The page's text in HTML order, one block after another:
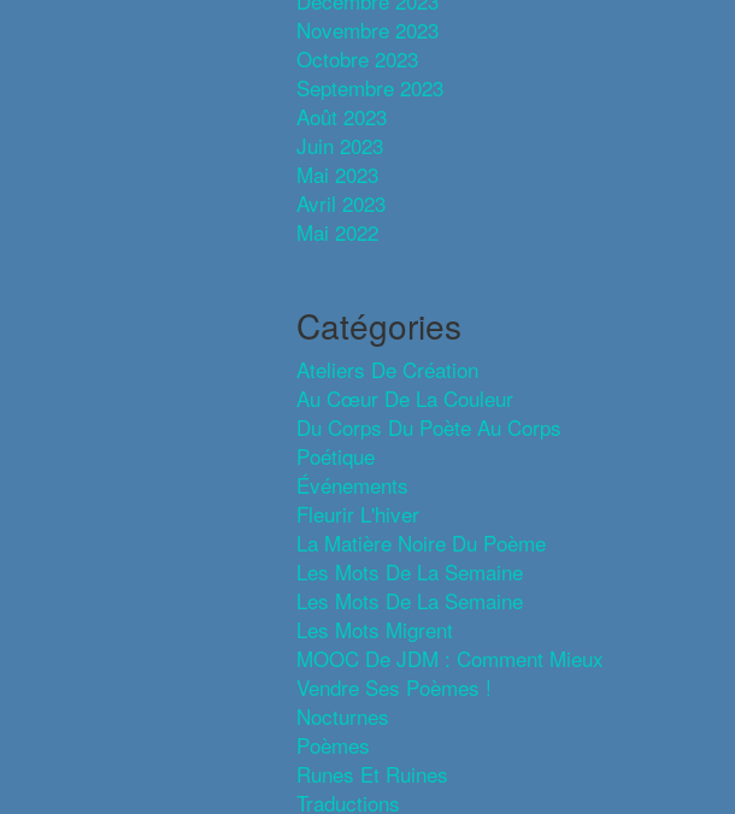
Novembre 2023
Octobre 2023
Septembre 2023
Août 2023
Juin 2023
Mai 2023
Avril 2023
Mai 2022
Catégories
Ateliers De Création
Au Cœur De La Couleur
Du Corps Du Poète Au Corps
Poétique
Événements
Fleurir L'hiver
La Matière Noire Du Poème
Les Mots De La Semaine
Les Mots De La Semaine
Les Mots Migrent
MOOC De JDM : Comment Mieux
Vendre Ses Poèmes !
Nocturnes
Poèmes
Runes Et Ruines
Traductions